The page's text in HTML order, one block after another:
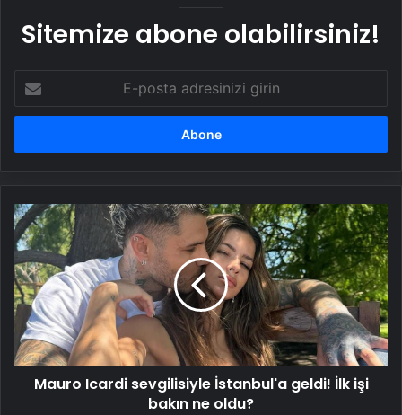
Sitemize abone olabilirsiniz!
posta
adresinizi
Mauro
Icardi
sevgilisiyle
İstanbul'a
geldi!
İlk
bakın
ne
oldu?Mauro Icardi sevgilisiyle İstanbul'a geldi! İlk işi
bakın ne oldu?